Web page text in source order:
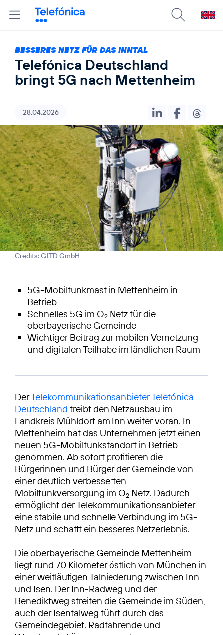
BESSERES NETZ FÜR DAS INNTAL
Telefónica Deutschland
bringt 5G nach Mettenheim
28.04.2026
Credits: GfTD GmbH
5G-Mobilfunkmast in Mettenheim in
Betrieb
Schnelles 5G im O2 Netz für die
oberbayerische Gemeinde
Wichtiger Beitrag zur mobilen Vernetzung
und digitalen Teilhabe im ländlichen Raum
DerTelekommunikationsanbieter Telefónica
Deutschland treibt den Netzausbau im
Landkreis Mühldorf am Inn weiter voran. In
Mettenheim hat das Unternehmen jetzt einen
neuen 5G-Mobilfunkstandort in Betrieb
genommen. Ab sofort profitieren die
Bürgerinnen und Bürger der Gemeinde von
einer deutlich verbesserten
Mobilfunkversorgung im O2 Netz. Dadurch
ermöglicht der Telekommunikationsanbieter
eine stabile und schnelle Verbindung im 5G-
Netz und schafft ein besseres Netzerlebnis.
Die oberbayerische Gemeinde Mettenheim
liegt rund 70 Kilometer östlich von München in
einer weitläufigen Talniederung zwischen Inn
und Isen. Der Inn-Radweg und der
Benediktweg streifen die Gemeinde im Süden,
auch der Isentalweg führt durch das
Gemeindegebiet. Radfahrende und